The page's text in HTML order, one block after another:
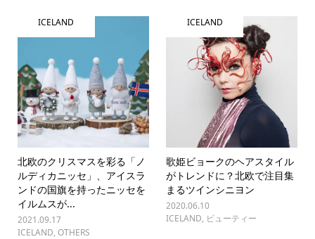
ICELAND
北欧のクリスマスを彩る「ノ
ルディカニッセ」、アイスラ
ンドの国旗を持ったニッセを
イルムスが...
2021.09.17
ICELAND, OTHERS
ICELAND
歌姫ビョークのヘアスタイル
がトレンドに？北欧で注目集
まるツインシニヨン
2020.06.10
ICELAND, ビューティー